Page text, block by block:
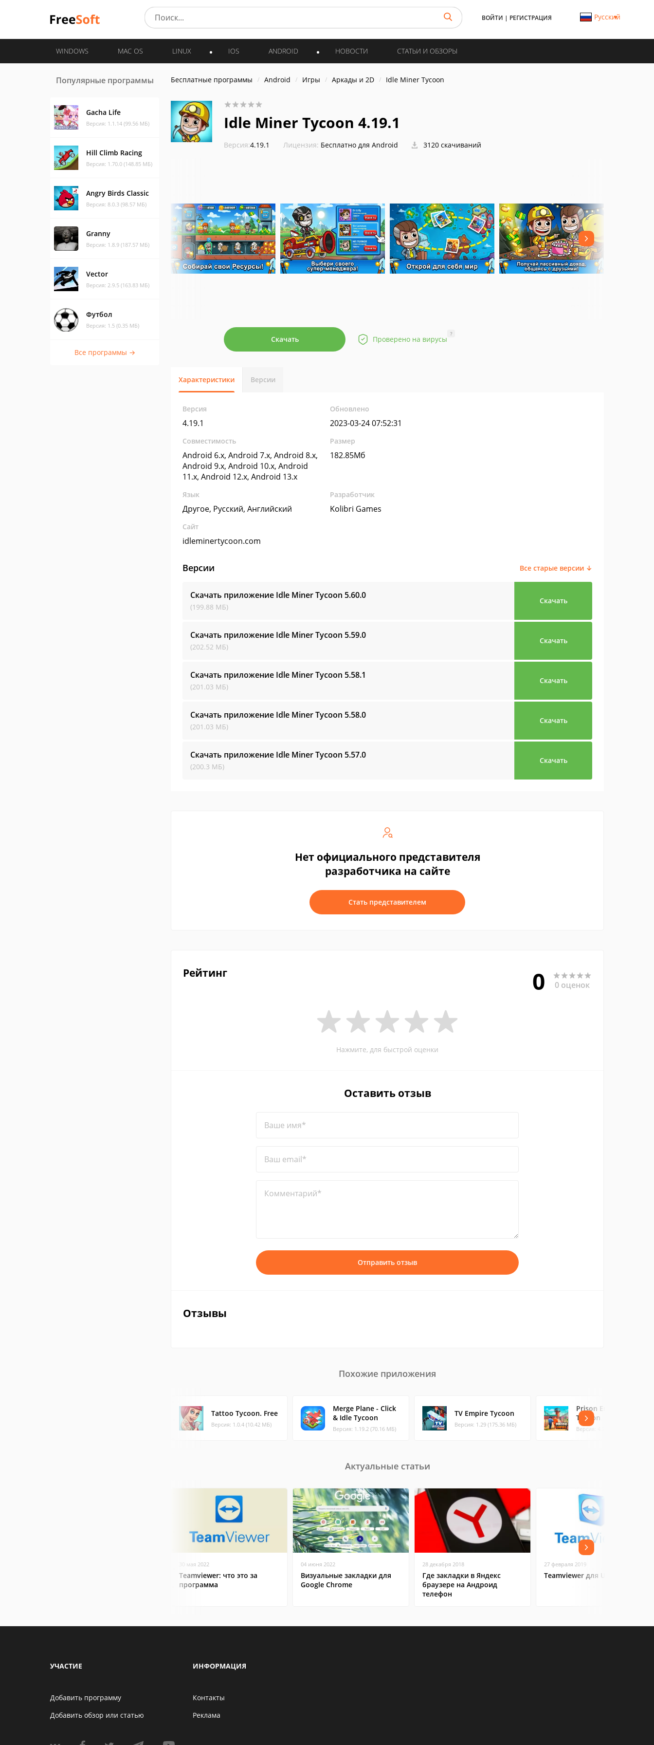
ВОЙТИ | РЕГИСТРАЦИЯ Русский
WINDOWS MAC OS LINUX IOS ANDROID НОВОСТИ СТАТЬИ И ОБЗОРЫ
Популярные программы
Gacha Life
Версия: 1.1.14 (99.56 МБ)
Hill Climb Racing
Версия: 1.70.0 (148.85 МБ)
Angry Birds Classic
Версия: 8.0.3 (98.57 МБ)
Granny
Версия: 1.8.9 (187.57 МБ)
Vector
Версия: 2.9.5 (163.83 МБ)
Футбол
Версия: 1.5 (0.35 МБ)
Все программы →
Бесплатные программы Android Игры Аркады и 2D Idle Miner Tycoon
Idle Miner Tycoon 4.19.1
Версия:4.19.1 Лицензия: Бесплатно для Android 3120 скачиваний
Скачать Проверено на вирусы
?
Характеристики Версии
Версия
4.19.1
Обновлено
2023-03-24 07:52:31
Совместимость
Android 6.x, Android 7.x, Android 8.x,
Android 9.x, Android 10.x, Android
11.x, Android 12.x, Android 13.x
Размер
182.85Мб
Язык
Другое, Русский, Английский
Разработчик
Kolibri Games
Сайт
idleminertycoon.com
Версии Все старые версии ↓
Скачать приложение Idle Miner Tycoon 5.60.0
(199.88 МБ)
Скачать
Скачать приложение Idle Miner Tycoon 5.59.0
(202.52 МБ)
Скачать
Скачать приложение Idle Miner Tycoon 5.58.1
(201.03 МБ)
Скачать
Скачать приложение Idle Miner Tycoon 5.58.0
(201.03 МБ)
Скачать
Скачать приложение Idle Miner Tycoon 5.57.0
(200.3 МБ)
Скачать
Нет официального представителя
разработчика на сайте
Стать представителем
Рейтинг 0 0 оценок
Нажмите, для быстрой оценки
Оставить отзыв
Ваше имя*
Ваш email*
Комментарий*
Отправить отзыв
Отзывы
Похожие приложения
Tattoo Tycoon. Free
Версия: 1.0.4 (10.42 МБ)
Merge Plane - Click
& Idle Tycoon
Версия: 1.19.2 (70.16 МБ)
TV Empire Tycoon
Версия: 1.29 (175.36 МБ)
Prison Empire
Tycoon
Версия: 4.2.6 (188.26 МБ)
Актуальные статьи
30 мая 2022
Teamviewer: что это за
программа
04 июня 2022
Визуальные закладки для
Google Chrome
28 декабря 2018
Где закладки в Яндекс
браузере на Андроид
телефон
27 февраля 2019
Teamviewer для Ubuntu
УЧАСТИЕ
Добавить программу
Добавить обзор или статью
ИНФОРМАЦИЯ
Контакты
Реклама